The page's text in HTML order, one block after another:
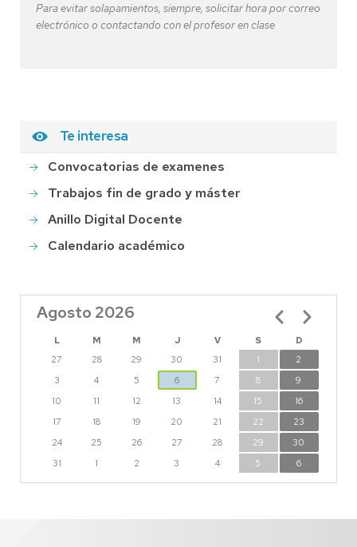
Para evitar solapamientos, siempre, solicitar hora por correo
electrónico o contactando con el profesor en clase
Te interesa
Convocatorias de examenes
Trabajos fin de grado y máster
Anillo Digital Docente
Calendario académico
Agosto 2026
L M M J V S
D
27
28 29 30 31 1
2
3
4 5 6 7 8
9
10
11 12 13 14 15
16
17
18 19 20 21 22
23
24
25 26 27 28 29
30
31
1 2 3 4 5 6
Paginación